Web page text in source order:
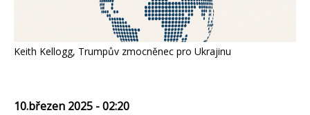
Keith Kellogg, Trumpův zmocněnec pro Ukrajinu
10.březen 2025 - 02:20